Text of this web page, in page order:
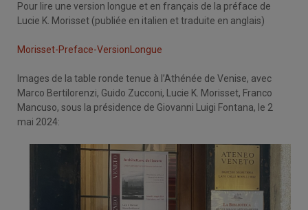
Pour lire une version longue et en français de la préface de
Lucie K. Morisset (publiée en italien et traduite en anglais)
Morisset-Preface-VersionLongue
Images de la table ronde tenue à l’Athénée de Venise, avec
Marco Bertilorenzi, Guido Zucconi, Lucie K. Morisset, Franco
Mancuso, sous la présidence de Giovanni Luigi Fontana, le 2
mai 2024: